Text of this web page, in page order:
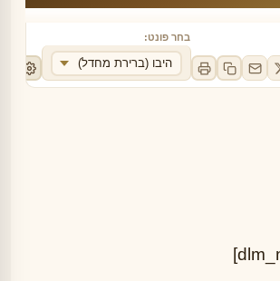
בחר פונט:
היבו (ברירת מחדל)